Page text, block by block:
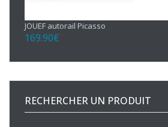
JOUEF autorail Picasso
169.90€
RECHERCHER UN PRODUIT